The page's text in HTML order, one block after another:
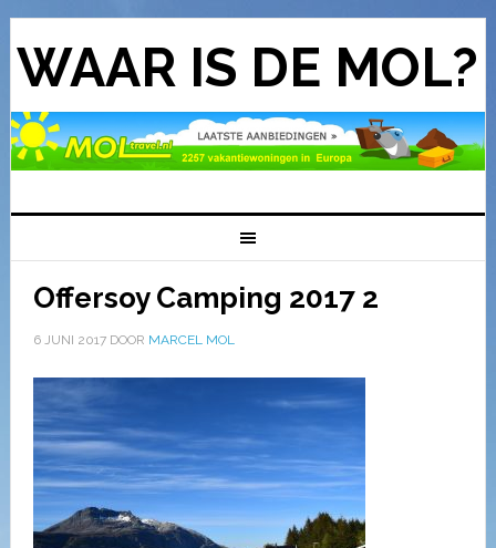
WAAR IS DE MOL?
Offersoy Camping 2017 2
6 JUNI 2017DOOR MARCEL MOL